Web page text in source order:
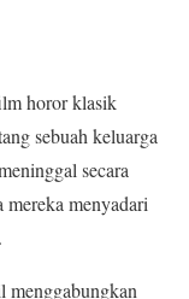
horor klasik
sebuah keluarga
secara
menyadari
menggabungkan